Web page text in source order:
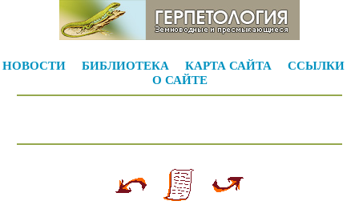
НОВОСТИ БИБЛИОТЕКА КАРТА САЙТА
ССЫЛКИ
О САЙТЕ